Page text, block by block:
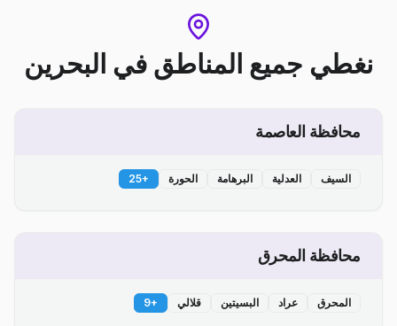
نغطي جميع المناطق في البحرين
محافظة العاصمة
السيف العدلية البرهامة الحورة +
25
محافظة المحرق
المحرق عراد البسيتين قلالي +
9